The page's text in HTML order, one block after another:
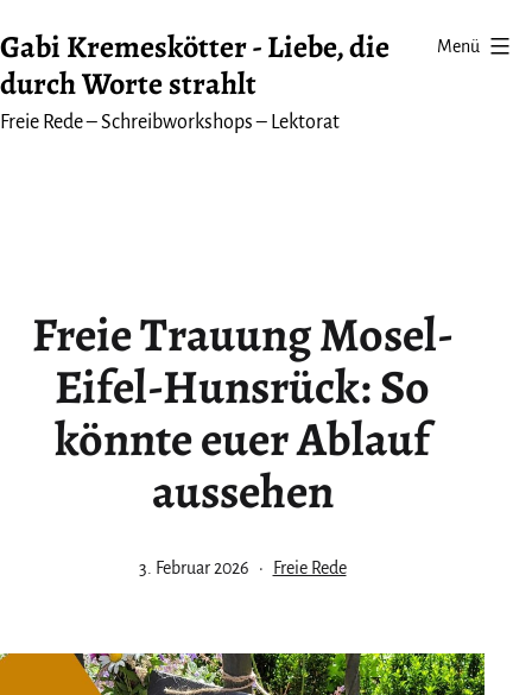
Inhalt
springen
Gabi Kremeskötter - Liebe, die
durch Worte strahlt
Freie Rede – Schreibworkshops – Lektorat
Menü
Freie Trauung Mosel-
Eifel-Hunsrück: So
könnte euer Ablauf
aussehen
Veröffentlicht
3. Februar 2026
Kategorisiert
Freie Rede